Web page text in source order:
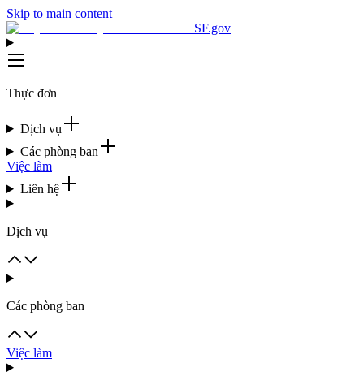
Skip to main content
SF.gov
Thực đơn
Dịch vụ
Các phòng ban
Việc làm
Liên hệ
Dịch vụ
Các phòng ban
Việc làm